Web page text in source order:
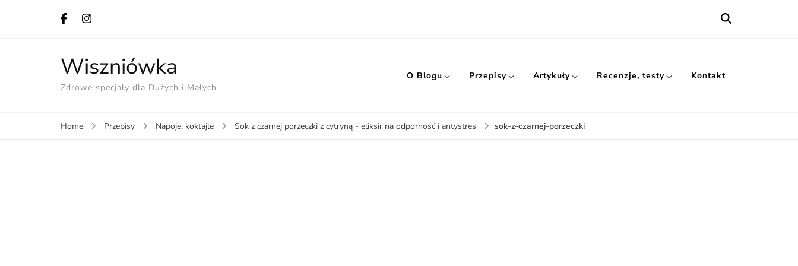
Wiszniówka
Zdrowe specjały dla Dużych i Małych
O Blogu Przepisy Artykuły Recenzje, testy Kontakt
Home Przepisy Napoje, koktajle Sok z czarnej porzeczki z cytryną - eliksir na odporność i antystres sok-z-czarnej-porzeczki